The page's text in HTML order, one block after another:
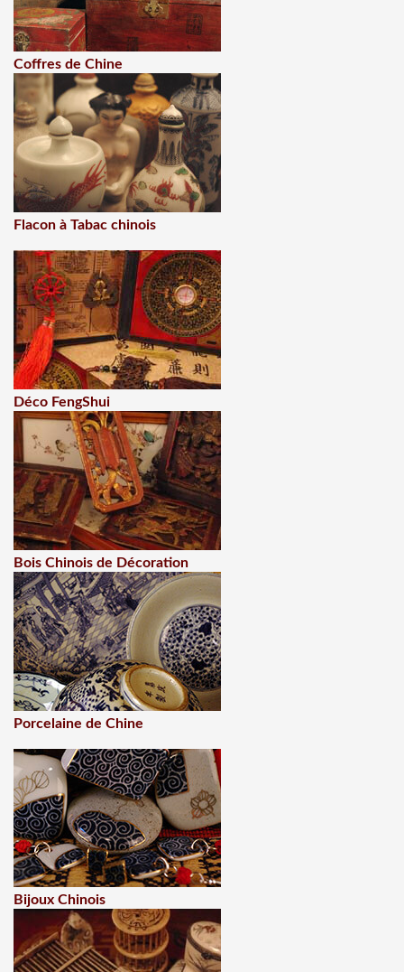
Coffres de Chine
Flacon à Tabac chinois
Déco FengShui
Bois Chinois de Décoration
Porcelaine de Chine
Bijoux Chinois